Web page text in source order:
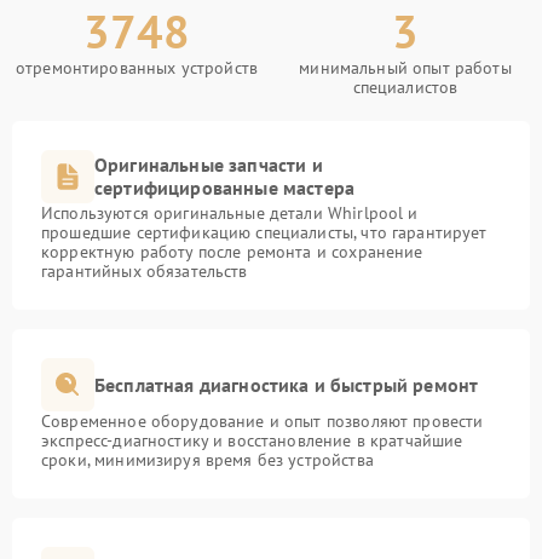
3748
отремонтированных устройств
3
минимальный опыт работы
специалистов
Оригинальные запчасти и
сертифицированные мастера
Используются оригинальные детали Whirlpool и
прошедшие сертификацию специалисты, что гарантирует
корректную работу после ремонта и сохранение
гарантийных обязательств
Бесплатная диагностика и быстрый ремонт
Современное оборудование и опыт позволяют провести
экспресс-диагностику и восстановление в кратчайшие
сроки, минимизируя время без устройства